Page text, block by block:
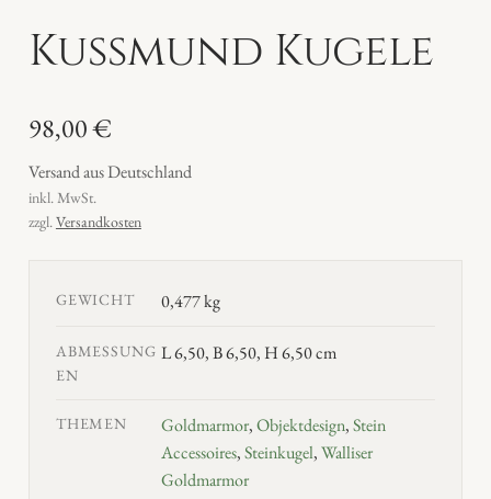
Kussmund Kugele
98,00€
Versand aus Deutschland
inkl. MwSt.
zzgl.Versandkosten
GEWICHT 0,477 kg
ABMESSUNG
EN
L 6,50, B 6,50, H 6,50 cm
THEMEN Goldmarmor,Objektdesign,Stein
Accessoires,Steinkugel,Walliser
Goldmarmor